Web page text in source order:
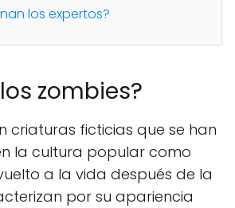
los expertos?
zombies?
criaturas ficticias que se han
la cultura popular como
a la vida después de la
por su apariencia